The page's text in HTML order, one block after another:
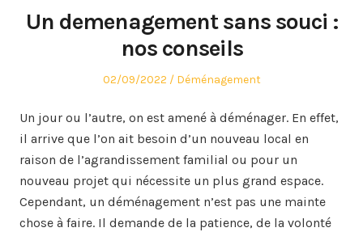
Un demenagement sans souci :
nos conseils
Posted
02/09/2022
Posted
Déménagement
Un jour ou l’autre, on est amené à déménager. En effet,
il arrive que l’on ait besoin d’un nouveau local en
raison de l’agrandissement familial ou pour un
nouveau projet qui nécessite un plus grand espace.
Cependant, un déménagement n’est pas une mainte
chose à faire. Il demande de la patience, de la volonté